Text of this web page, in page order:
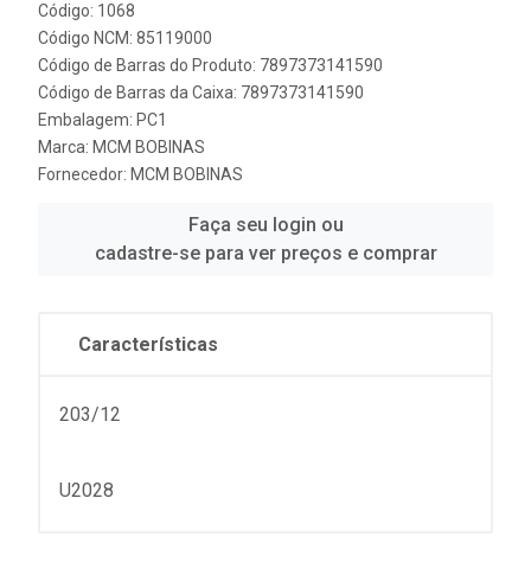
Código: 1068
Código NCM: 85119000
Código de Barras do Produto: 7897373141590
Código de Barras da Caixa: 7897373141590
Embalagem: PC1
Marca: MCM BOBINAS
Fornecedor: MCM BOBINAS
Faça seu login ou
cadastre-se para ver preços e comprar
Características
203/12
U2028